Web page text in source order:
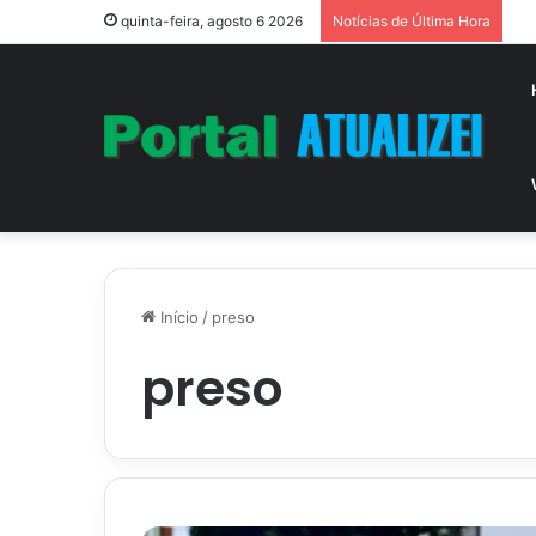
quinta-feira, agosto 6 2026 Notícias de Última Hora
Início / preso
preso